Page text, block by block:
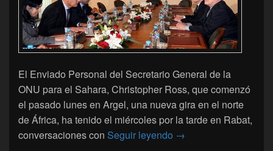
El Enviado Personal del Secretario General de la
ONU para el Sahara, Christopher Ross, que comenzó
el pasado lunes en Argel, una nueva gira en el norte
de África, ha tenido el miércoles por la tarde en Rabat,
conversaciones con Seguir leyendo Sáhara Occidental,
→